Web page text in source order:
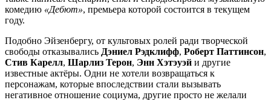
комедию «Дебют», премьера которой состоится в текущем
году.
Подобно Эйзенбергу, от культовых ролей ради творческой
свободы отказывались Дэниел Рэдклифф, Роберт Паттинсон,
Стив Карелл, Шарлиз Терон, Энн Хэтэуэй и другие
известные актёры. Одни не хотели возвращаться к
персонажам, которые впоследствии стали вызывать
негативное отношение социума, другие просто не желали